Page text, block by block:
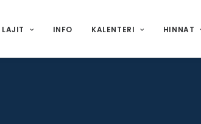
LAJIT INFO KALENTERI HINNAT